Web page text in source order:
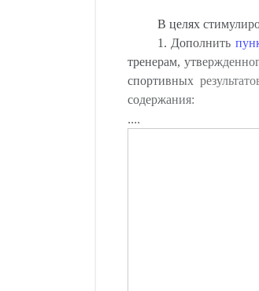
В целях
1. Дополнить
тренерам,
спортивных
содержания:
....